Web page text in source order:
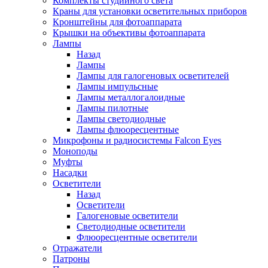
Краны для установки осветительных приборов
Кронштейны для фотоаппарата
Крышки на объективы фотоаппарата
Лампы
Назад
Лампы
Лампы для галогеновых осветителей
Лампы импульсные
Лампы металлогалоидные
Лампы пилотные
Лампы светодиодные
Лампы флюоресцентные
Микрофоны и радиосистемы Falcon Eyes
Моноподы
Муфты
Насадки
Осветители
Назад
Осветители
Галогеновые осветители
Светодиодные осветители
Флюоресцентные осветители
Отражатели
Патроны